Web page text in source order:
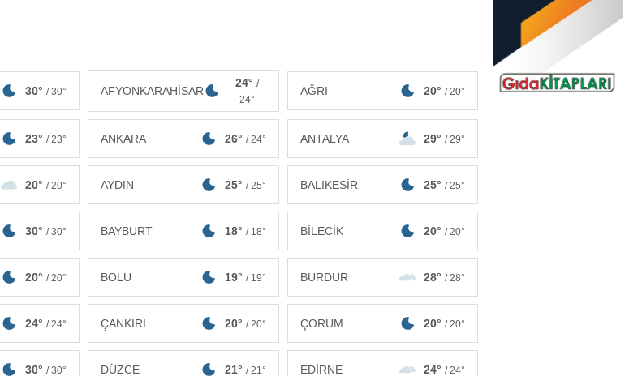
30° / 30° AFYONKARAHİSAR
24° /
24°
AĞRI 20° / 20°
23° / 23° ANKARA 26° / 24° ANTALYA 29° / 29°
20° / 20° AYDIN 25° / 25° BALIKESİR 25° / 25°
30° / 30° BAYBURT 18° / 18° BİLECİK 20° / 20°
20° / 20° BOLU 19° / 19° BURDUR 28° / 28°
24° / 24° ÇANKIRI 20° / 20° ÇORUM 20° / 20°
30° / 30° DÜZCE 21° / 21° EDİRNE 24° / 24°